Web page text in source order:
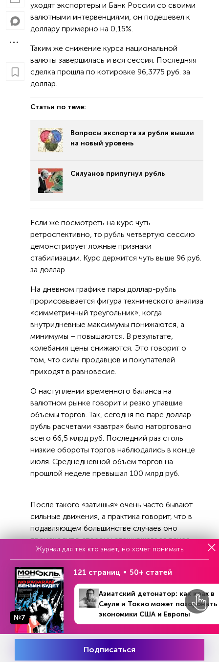
уходят экспортеры и Банк России со своими
валютными интервенциями, он подешевел к
доллару примерно на 0,15%.
Таким же снижение курса национальной
валюты завершилась и вся сессия. Последняя
сделка прошла по котировке 96,3775 руб. за
доллар.
Статьи по теме:
Вопросы экспорта за рубли вышли
на новый уровень
Силуанов припугнул рубль
Если же посмотреть на курс чуть
ретроспективно, то рубль четвертую сессию
демонстрирует ложные признаки
стабилизации. Курс держится чуть выше 96 руб.
за доллар.
На дневном графике пары доллар-рубль
прорисовывается фигура технического анализа
«симметричный треугольник», когда
внутридневные максимумы понижаются, а
минимумы – повышаются. В результате,
колебания цены снижаются. Это говорит о
том, что силы продавцов и покупателей
приходят в равновесие.
О наступлении временного баланса на
валютном рынке говорит и резко упавшие
объемы торгов. Так, сегодня по паре доллар-
рубль расчетами «завтра» было наторговано
всего 66,5 млрд руб. Последний раз столь
низкие обороты торгов наблюдались в конце
июля. Среднедневной объем торгов на
прошлой неделе превышал 100 млрд руб.
После такого «затишья» очень часто бывают
сильные движения, а практика говорит, что в
подавляющем большинстве случаев оно
происходит в сторону сложившегося ранее
тренда.
Рубль же уверенно падает с конца 2022 года.
Поэтому выход из «треугольника» с большей
вероятностью будет вверх, то есть рубль
начнет слабеть. Поводом для этого может
послужить окончание налогового периода,
когда экспортеры уменьшат продажу валютной
выручки и на рынке возникнет дисбаланс.
Попробовать
Журнал для тех кто знает, но хочет понимать
№7
121 страниц 50+ статей
Азиатский детонатор: как крах в
Сеуле и Токио может похоронить
экономики США и Европы
Подписаться